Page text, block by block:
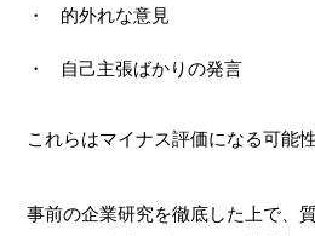
的外れな意見
自己主張ばかりの発言
これらはマイナス評価になる可能
事前の企業研究を徹底した上で、